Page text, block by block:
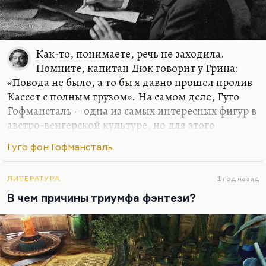
Как-то, понимаете, речь не заходила.
Помните, капитан Дюк говорит у Грина:
«Повода не было, а то бы я давно прошел пролив
Кассет с полным грузом». На самом деле, Гуго
Гофмансталь – одна из самых интересных фигур в
австро-венгерской культуре, но для этого
венгерскую культуру как таковую. Вот мне
которой есть неожиданные резервы и внезапные
ходы, австро-венгерская культура была культурой
самооплакивания, саморазрушения и
вырождения. Это была с самого начала
умирающая империя, и это входило каким-то
образом в ее культуру. Во всех новеллах
Гуго фон Гофмансталь
ЛИТЕРАТУРА 1 год назад
В чем причины триумфа фэнтези?